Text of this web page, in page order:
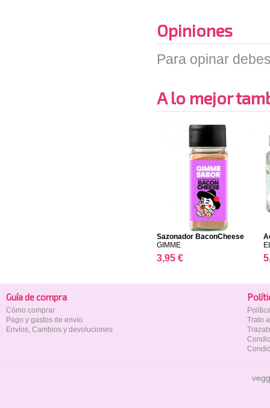
Opiniones
Para opinar
A lo mejor
Sazonador BaconCheese
GIMME
3,95 €
Guía de compra
Cómo comprar
Pago y gastos de envío
Envíos, Cambios y devoluciones
Trato